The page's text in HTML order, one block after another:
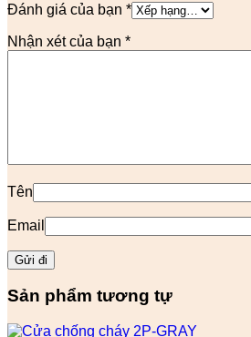
Đánh giá của bạn *
Nhận xét của bạn *
Tên
Email
Sản phẩm tương tự